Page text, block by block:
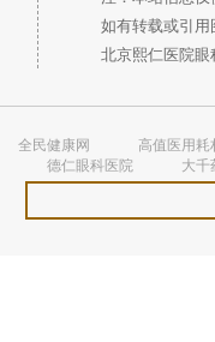
如有转载或引用
北京熙仁医院眼
全民健康网
高值医用耗
德仁眼科医院 大千